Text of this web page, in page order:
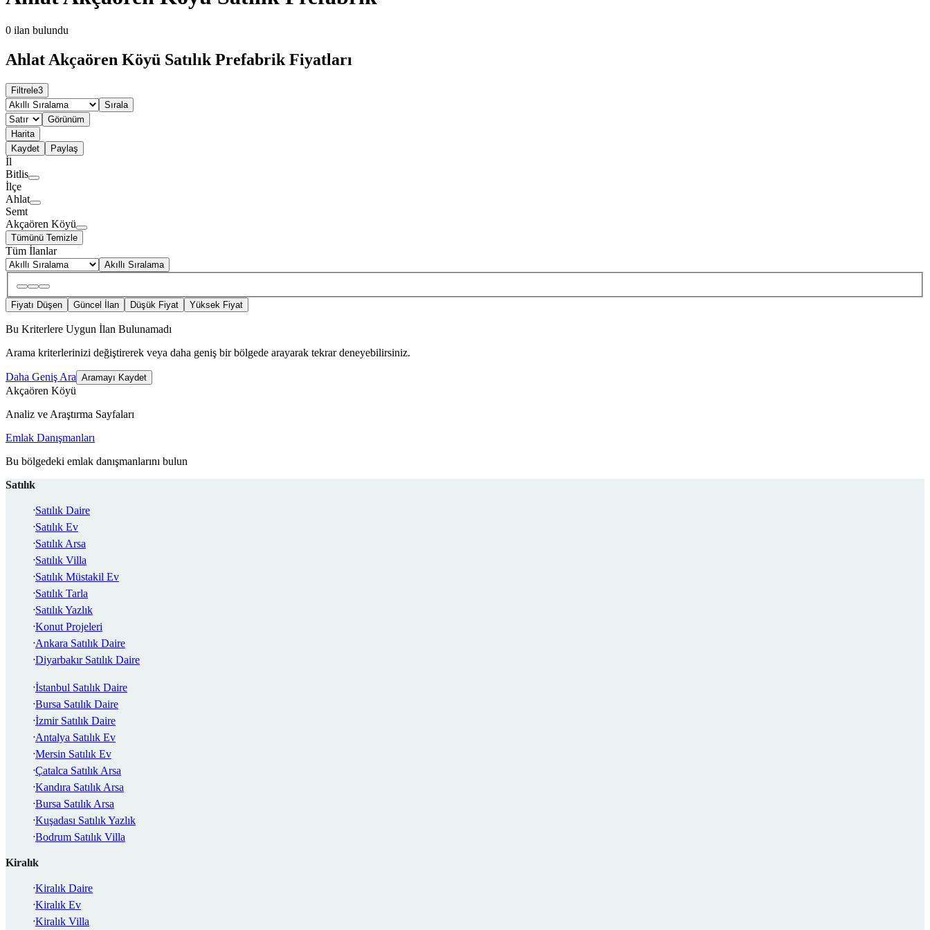
0 ilan bulundu
Ahlat Akçaören Köyü Satılık Prefabrik Fiyatları
Filtrele3
Sırala
Görünüm
Harita
Kaydet
Paylaş
İl
Bitlis
İlçe
Ahlat
Semt
Akçaören Köyü
Tümünü Temizle
Tüm İlanlar
Akıllı Sıralama
Fiyatı Düşen Güncel İlan Düşük Fiyat Yüksek Fiyat
Bu Kriterlere Uygun İlan Bulunamadı
Arama kriterlerinizi değiştirerek veya daha geniş bir bölgede arayarak tekrar deneyebilirsiniz.
Daha Geniş Ara Aramayı Kaydet
Akçaören Köyü
Analiz ve Araştırma Sayfaları
Emlak Danışmanları
Bu bölgedeki emlak danışmanlarını bulun
Satılık
Satılık Daire
Satılık Ev
Satılık Arsa
Satılık Villa
Satılık Müstakil Ev
Satılık Tarla
Satılık Yazlık
Konut Projeleri
Ankara Satılık Daire
Diyarbakır Satılık Daire
İstanbul Satılık Daire
Bursa Satılık Daire
İzmir Satılık Daire
Antalya Satılık Ev
Mersin Satılık Ev
Çatalca Satılık Arsa
Kandıra Satılık Arsa
Bursa Satılık Arsa
Kuşadası Satılık Yazlık
Bodrum Satılık Villa
Kiralık
Kiralık Daire
Kiralık Ev
Kiralık Villa